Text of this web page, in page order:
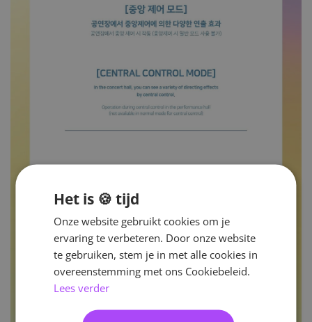
Het is 🍪 tijd
Onze website gebruikt cookies om je
ervaring te verbeteren. Door onze website
te gebruiken, stem je in met alle cookies in
overeenstemming met ons Cookiebeleid.
Lees verder